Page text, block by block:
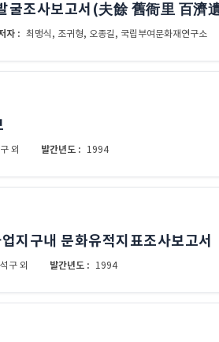
굴조사보고서(夫餘 舊衙里 百濟
자 : 최맹식, 조귀형, 오종길, 국립부여문화재연구소
외 발간년도 : 1994
지구내 문화유적지표조사보고서
구 외 발간년도 : 1994